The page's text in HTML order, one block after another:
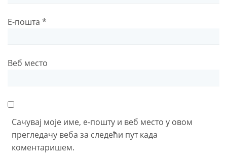
Е-пошта *
Веб место
Сачувај моје име, е-пошту и веб место у овом
прегледачу веба за следећи пут када
коментаришем.